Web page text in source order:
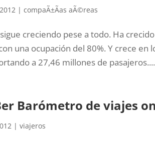
|compaÃ±Ã­as aÃ©reas
creciendo pese a todo. Ha
una ocupación del 80%. Y crece en
a 27,46 millones de pasajeros....
Barómetro de viajes
|viajeros